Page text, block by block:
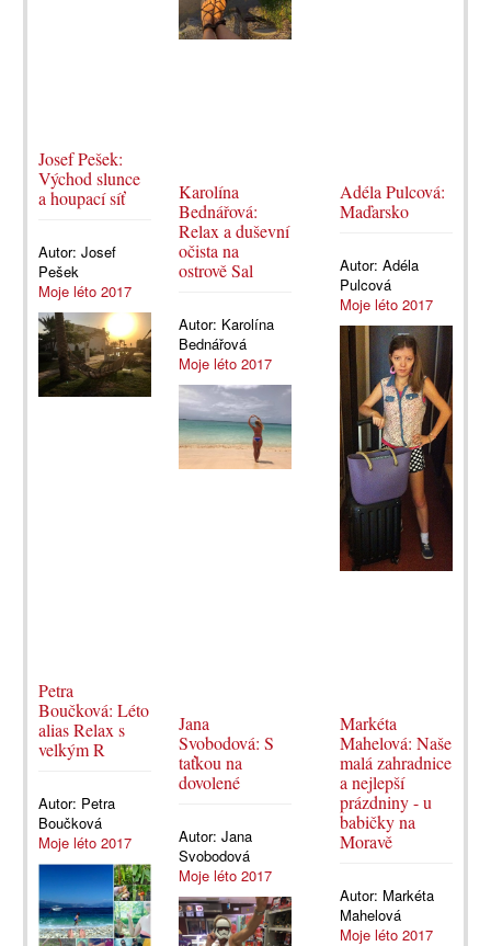
Josef Pešek:
Východ slunce
a houpací síť
Autor: Josef
Pešek
Moje léto 2017
Karolína
Bednářová:
Relax a duševní
očista na
ostrově Sal
Autor: Karolína
Bednářová
Moje léto 2017
Adéla Pulcová:
Maďarsko
Autor:Adéla
Pulcová
Moje léto 2017
Petra
Boučková: Léto
alias Relax s
velkým R
Autor: Petra
Boučková
Moje léto 2017
Jana
Svobodová: S
taťkou na
dovolené
Autor:Jana
Svobodová
Moje léto 2017
Markéta
Mahelová: Naše
malá zahradnice
a nejlepší
prázdniny - u
babičky na
Moravě
Autor: Markéta
Mahelová
Moje léto 2017